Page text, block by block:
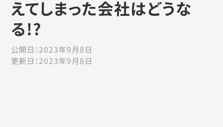
えてしまった会社はどうな
る!?
公開日：2023年9月8日
更新日：2023年9月8日